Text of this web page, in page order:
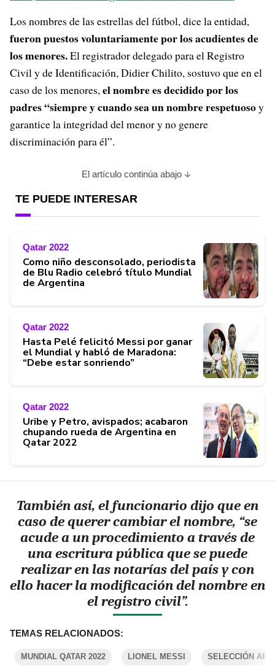
Los nombres de las estrellas del fútbol, dice la entidad,
fueron puestos voluntariamente por los acudientes de
los menores.El registrador delegado para el Registro
Civil y de Identificación, Didier Chilito, sostuvo que en el
caso de los menores,el nombre es decidido por los
padres “siempre y cuando sea un nombre respetuosoy
garantice la integridad del menor y no genere
discriminación para él”.
El artículo continúa abajo
TE PUEDE INTERESAR
Qatar 2022
Como niño desconsolado, periodista
de Blu Radio celebró título Mundial
de Argentina
Qatar 2022
Hasta Pelé felicitó Messi por ganar
el Mundial y habló de Maradona:
“Debe estar sonriendo”
Qatar 2022
Uribe y Petro, avispados; acabaron
chupando rueda de Argentina en
Qatar 2022
También así, el funcionario dijo que en
caso de querer cambiar el nombre, “se
acude a un procedimiento a través de
una escritura pública que se puede
realizar en las notarías del país y con
ello hacer la modificación del nombre en
el registro civil”.
TEMAS RELACIONADOS:
MUNDIAL QATAR 2022 LIONEL MESSI SELECCIÓN